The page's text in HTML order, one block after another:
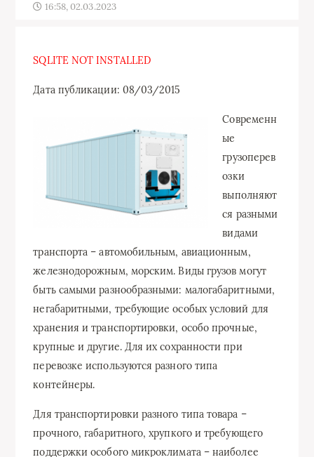
16:58, 02.03.2023
SQLITE NOT INSTALLED
Дата публикации: 08/03/2015
Современн
ые
грузоперев
озки
выполняют
ся разными
видами
транспорта – автомобильным, авиационным,
железнодорожным, морским. Виды грузов могут
быть самыми разнообразными: малогабаритными,
негабаритными, требующие особых условий для
хранения и транспортировки, особо прочные,
крупные и другие. Для их сохранности при
перевозке используются разного типа
контейнеры.
Для транспортировки разного типа товара –
прочного, габаритного, хрупкого и требующего
поддержки особого микроклимата – наиболее